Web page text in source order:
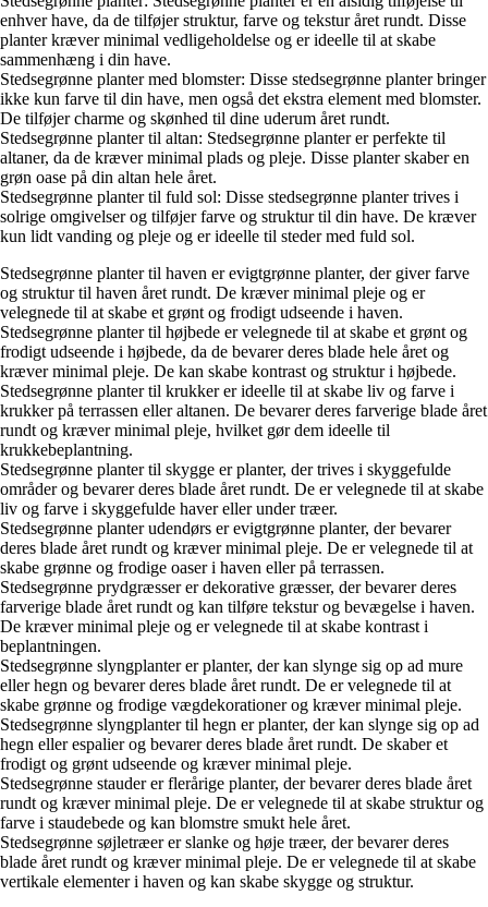
enhver have, da de tilføjer struktur, farve og tekstur året rundt. Disse
planter kræver minimal vedligeholdelse og er ideelle til at skabe
sammenhæng i din have.
Stedsegrønne planter med blomster: Disse stedsegrønne planter bringer
ikke kun farve til din have, men også det ekstra element med blomster.
De tilføjer charme og skønhed til dine uderum året rundt.
Stedsegrønne planter til altan: Stedsegrønne planter er perfekte til
altaner, da de kræver minimal plads og pleje. Disse planter skaber en
grøn oase på din altan hele året.
Stedsegrønne planter til fuld sol: Disse stedsegrønne planter trives i
solrige omgivelser og tilføjer farve og struktur til din have. De kræver
kun lidt vanding og pleje og er ideelle til steder med fuld sol.
Stedsegrønne planter til haven er evigtgrønne planter, der giver farve
og struktur til haven året rundt. De kræver minimal pleje og er
velegnede til at skabe et grønt og frodigt udseende i haven.
Stedsegrønne planter til højbede er velegnede til at skabe et grønt og
frodigt udseende i højbede, da de bevarer deres blade hele året og
kræver minimal pleje. De kan skabe kontrast og struktur i højbede.
Stedsegrønne planter til krukker er ideelle til at skabe liv og farve i
krukker på terrassen eller altanen. De bevarer deres farverige blade året
rundt og kræver minimal pleje, hvilket gør dem ideelle til
krukkebeplantning.
Stedsegrønne planter til skygge er planter, der trives i skyggefulde
områder og bevarer deres blade året rundt. De er velegnede til at skabe
liv og farve i skyggefulde haver eller under træer.
Stedsegrønne planter udendørs er evigtgrønne planter, der bevarer
deres blade året rundt og kræver minimal pleje. De er velegnede til at
skabe grønne og frodige oaser i haven eller på terrassen.
Stedsegrønne prydgræsser er dekorative græsser, der bevarer deres
farverige blade året rundt og kan tilføre tekstur og bevægelse i haven.
De kræver minimal pleje og er velegnede til at skabe kontrast i
beplantningen.
Stedsegrønne slyngplanter er planter, der kan slynge sig op ad mure
eller hegn og bevarer deres blade året rundt. De er velegnede til at
skabe grønne og frodige vægdekorationer og kræver minimal pleje.
Stedsegrønne slyngplanter til hegn er planter, der kan slynge sig op ad
hegn eller espalier og bevarer deres blade året rundt. De skaber et
frodigt og grønt udseende og kræver minimal pleje.
Stedsegrønne stauder er flerårige planter, der bevarer deres blade året
rundt og kræver minimal pleje. De er velegnede til at skabe struktur og
farve i staudebede og kan blomstre smukt hele året.
Stedsegrønne søjletræer er slanke og høje træer, der bevarer deres
blade året rundt og kræver minimal pleje. De er velegnede til at skabe
vertikale elementer i haven og kan skabe skygge og struktur.